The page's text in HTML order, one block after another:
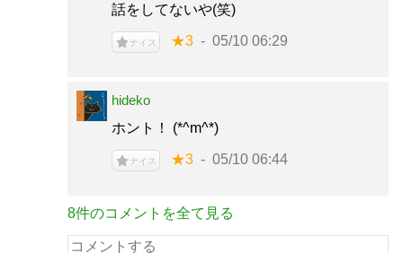
話をしてないや(笑)
ナイス ★3 05/10 06:29
hideko
ホント！ (*^m^*)
ナイス ★3 05/10 06:44
8件のコメントを全て見る